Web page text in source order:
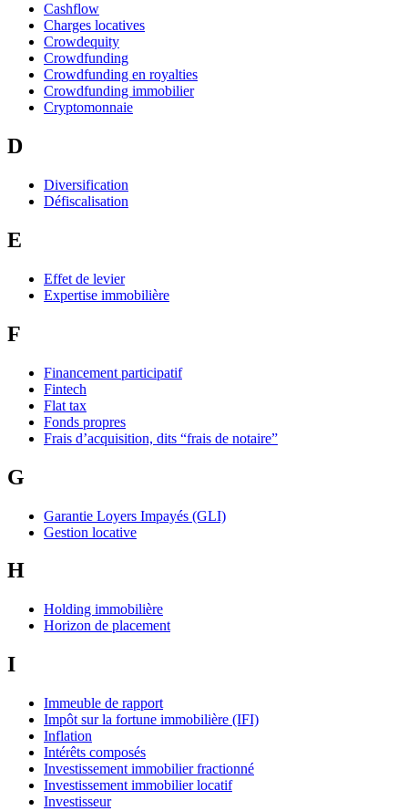
Cashflow
Charges locatives
Crowdequity
Crowdfunding
Crowdfunding en royalties
Crowdfunding immobilier
Cryptomonnaie
D
Diversification
Défiscalisation
E
Effet de levier
Expertise immobilière
F
Financement participatif
Fintech
Flat tax
Fonds propres
Frais d’acquisition, dits “frais de notaire”
G
Garantie Loyers Impayés (GLI)
Gestion locative
H
Holding immobilière
Horizon de placement
I
Immeuble de rapport
Impôt sur la fortune immobilière (IFI)
Inflation
Intérêts composés
Investissement immobilier fractionné
Investissement immobilier locatif
Investisseur